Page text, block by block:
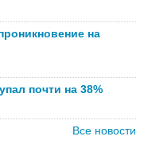
на
почти на 38%
Все новости